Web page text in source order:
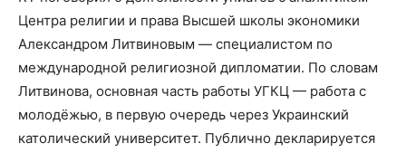
Центра религии и права Высшей школы экономики
Александром Литвиновым — специалистом по
международной религиозной дипломатии. По словам
Литвинова, основная часть работы УГКЦ — работа с
молодёжью, в первую очередь через Украинский
католический университет. Публично декларируется